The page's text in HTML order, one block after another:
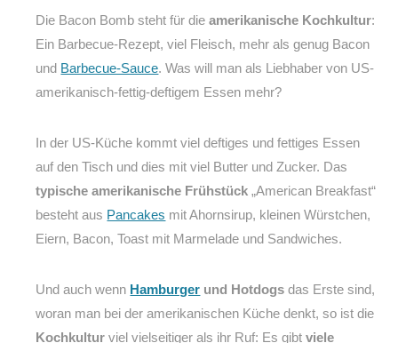
Die Bacon Bomb steht für dieamerikanische Kochkultur:
Ein Barbecue-Rezept, viel Fleisch, mehr als genug Bacon
und Barbecue-Sauce. Was will man als Liebhaber von US-
amerikanisch-fettig-deftigem Essen mehr?
In der US-Küche kommt viel deftiges und fettiges Essen
auf den Tisch und dies mit viel Butter und Zucker. Das
typische amerikanische Frühstück„American Breakfast“
besteht aus Pancakes mit Ahornsirup, kleinen Würstchen,
Eiern, Bacon, Toast mit Marmelade und Sandwiches.
Und auch wenn Hamburger und Hotdogs das Erste sind,
woran man bei der amerikanischen Küche denkt, so ist die
Kochkultur viel vielseitiger als ihr Ruf: Es gibtviele